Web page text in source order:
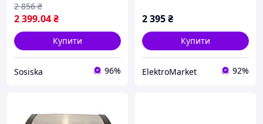
барбекю для дому та дачі
2 399.04₴
2 856 ₴
Купити
Sosiska 96%
2 395₴
Купити
ElektroMarket 92%